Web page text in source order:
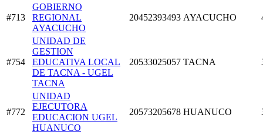
#713
GOBIERNO
REGIONAL
AYACUCHO
20452393493 AYACUCHO
#754
UNIDAD DE
GESTION
EDUCATIVA LOCAL
DE TACNA - UGEL
TACNA
20533025057 TACNA
#772
UNIDAD
EJECUTORA
EDUCACION UGEL
HUANUCO
20573205678 HUANUCO